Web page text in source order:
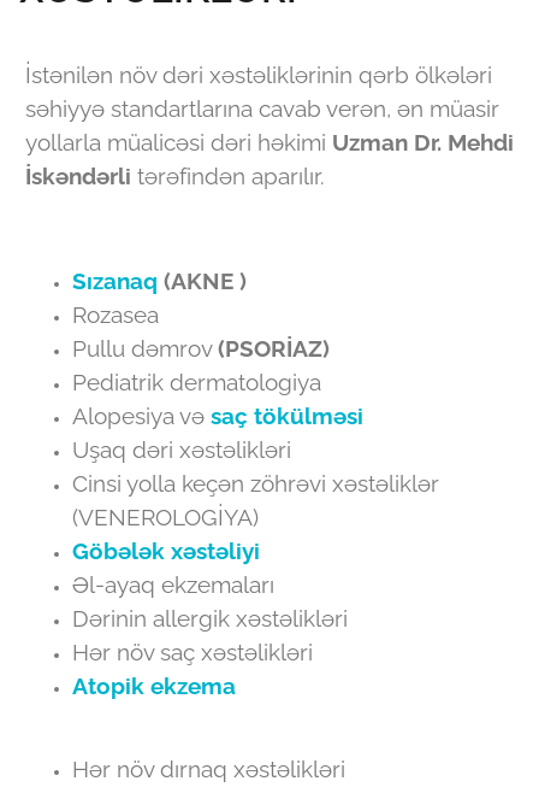
İstənilən növ dəri xəstəliklərinin qərb ölkələri
səhiyyə standartlarına cavab verən, ən müasir
yollarla müalicəsi dəri həkimi Uzman Dr. Mehdi
İskəndərli tərəfindən aparılır.
Sızanaq (AKNE )
Rozasea
Pullu dəmrov(PSORİAZ)
Pediatrik dermatologiya
Alopesiya və saç tökülməsi
Uşaq dəri xəstəlikləri
Cinsi yolla keçən zöhrəvi xəstəliklər
(VENEROLOGİYA)
Göbələk xəstəliyi
Əl-ayaq ekzemaları
Dərinin allergik xəstəlikləri
Hər növ saç xəstəlikləri
Atopik ekzema
Hər növ dırnaq xəstəlikləri